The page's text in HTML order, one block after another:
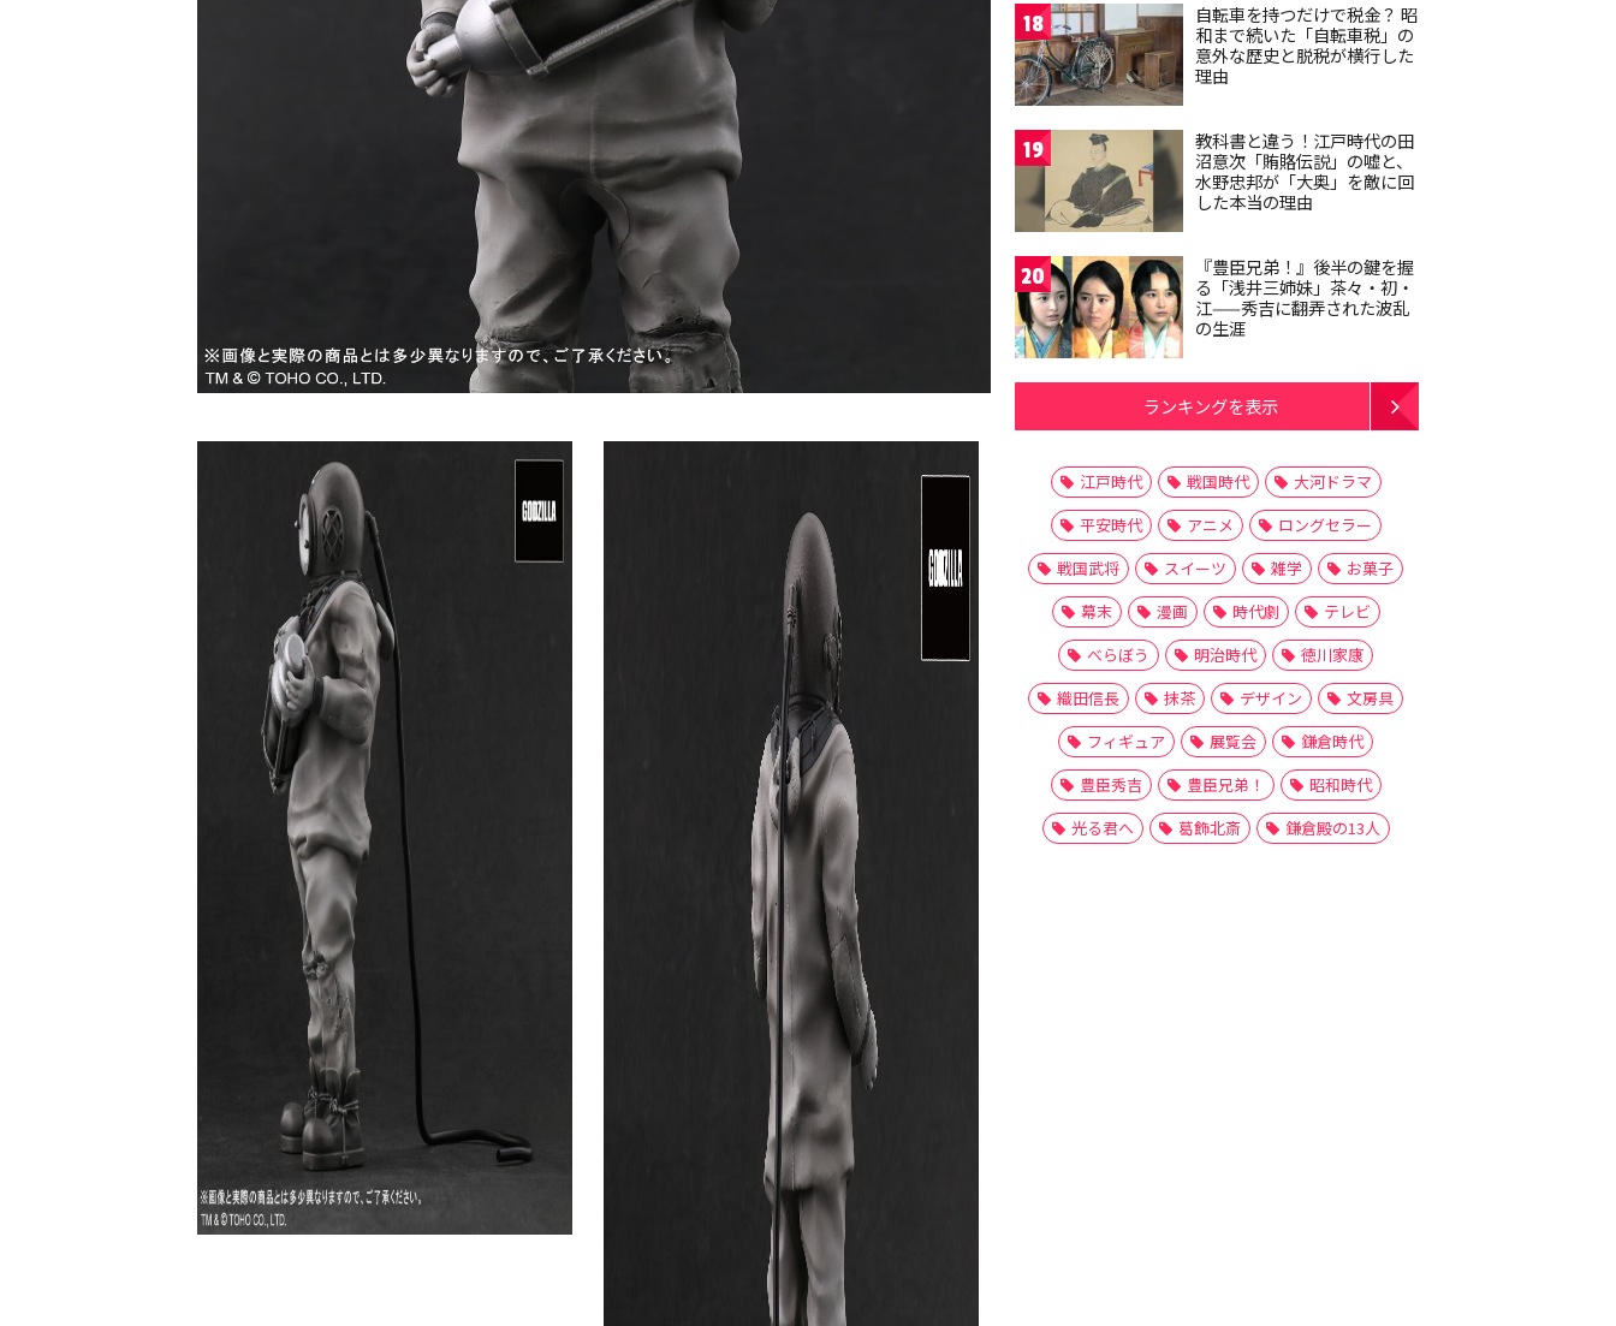
18
自転車を持つだけで税金？ 昭
和まで続いた「自転車税」の
意外な歴史と脱税が横行した
理由
19
教科書と違う！江戸時代の田
沼意次「賄賂伝説」の嘘と、
水野忠邦が「大奥」を敵に回
した本当の理由
20
『豊臣兄弟！』後半の鍵を握
る「浅井三姉妹」茶々・初・
江——秀吉に翻弄された波乱
の生涯
ランキングを表示
江戸時代 戦国時代
大河ドラマ
平安時代
アニメ
ロングセラー
戦国武将
スイーツ 雑学
お菓子
幕末
漫画 時代劇
テレビ
べらぼう
明治時代
徳川家康
織田信長
抹茶 デザイン
文房具
フィギュア
展覧会
鎌倉時代
豊臣秀吉
豊臣兄弟！
昭和時代
光る君へ
葛飾北斎 鎌倉殿の13人